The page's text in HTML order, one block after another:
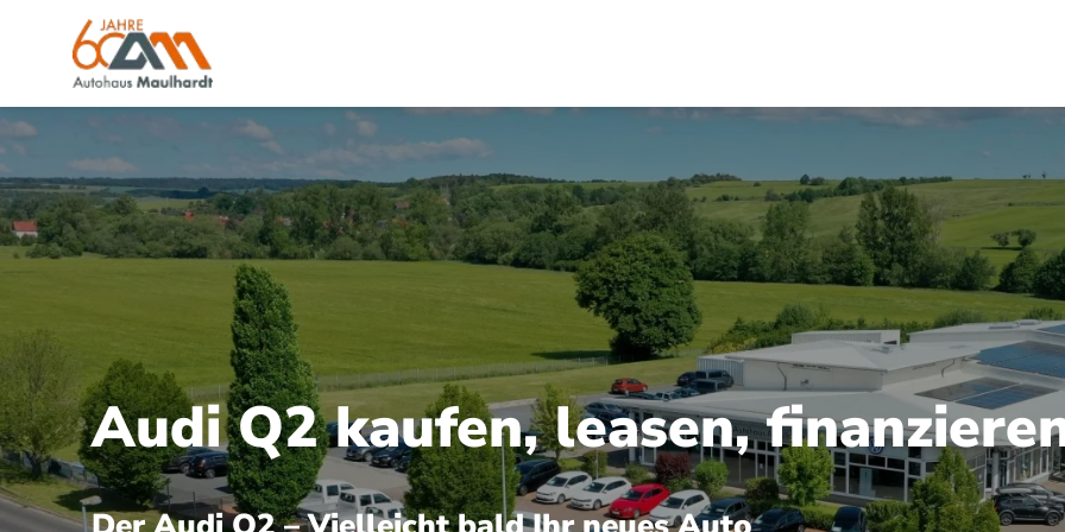
Audi Q2 kaufen, leasen,